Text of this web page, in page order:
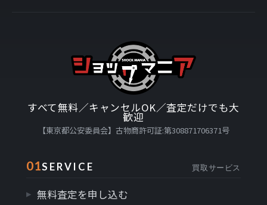
すべて無料／キャンセルOK／査定だけでも大
歓迎
【東京都公安委員会】古物商許可証:第308871706371号
01SERVICE 買取サービス
無料査定を申し込む